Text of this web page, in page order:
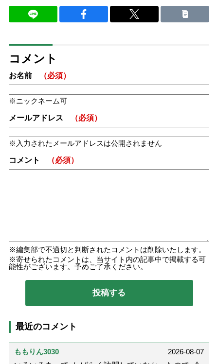
コメント
お名前 （必須）
ニックネーム可
メールアドレス （必須）
入力されたメールアドレスは公開されません
コメント （必須）
編集部で不適切と判断されたコメントは削除いたします。
寄せられたコメントは、当サイト内の記事中で掲載する可
能性がございます。予めご了承ください。
最近のコメント
ももりん3030
2026-08-07